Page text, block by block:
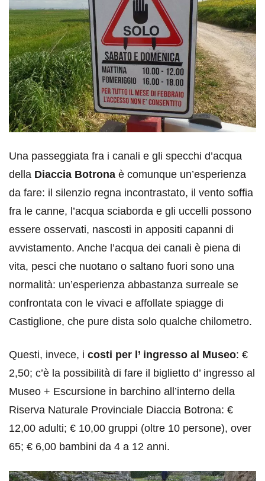
Una passeggiata fra i canali e gli specchi d’acqua
della Diaccia Botrona è comunque un’esperienza
da fare: il silenzio regna incontrastato, il vento soffia
fra le canne, l’acqua sciaborda e gli uccelli possono
essere osservati, nascosti in appositi capanni di
avvistamento. Anche l’acqua dei canali è piena di
vita, pesci che nuotano o saltano fuori sono una
normalità: un’esperienza abbastanza surreale se
confrontata con le vivaci e affollate spiagge di
Castiglione, che pure dista solo qualche chilometro.
Questi, invece, i costi per l’ ingresso al Museo: €
2,50; c’è la possibilità di fare il biglietto d’ ingresso al
Museo + Escursione in barchino all’interno della
Riserva Naturale Provinciale Diaccia Botrona: €
12,00 adulti; € 10,00 gruppi (oltre 10 persone), over
65; € 6,00 bambini da 4 a 12 anni.